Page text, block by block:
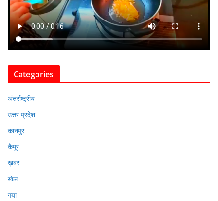
Categories
अंतर्राष्ट्रीय
उत्तर प्रदेश
कानपुर
कैमूर
ख़बर
खेल
गया